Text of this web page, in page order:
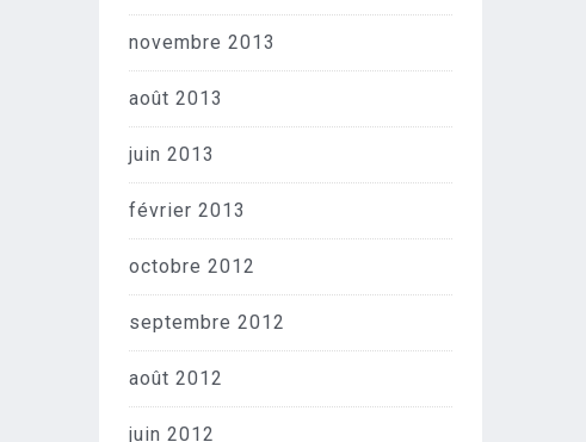
novembre 2013
août 2013
juin 2013
février 2013
octobre 2012
septembre 2012
août 2012
juin 2012